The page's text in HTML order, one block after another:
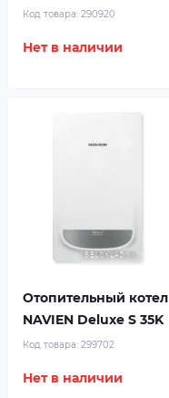
Код товара: 290920
Нет в наличии
Отопительный котел
NAVIEN Deluxe S 35K
Код товара: 299702
Нет в наличии